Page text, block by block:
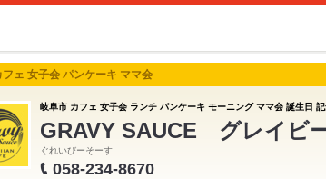
ェ 女子会 パンケーキ ママ会
岐阜市 カフェ 女子会 ランチ パンケーキ モーニング ママ会 誕生日 記
GRAVY SAUCE グレイビ
ぐれいびーそーす
058-234-8670